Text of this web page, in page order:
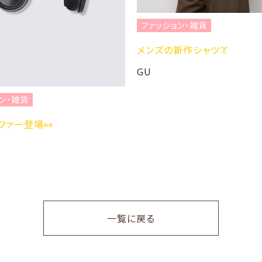
・雑貨
ァー登場👀
ファッション・雑貨
メンズの新作シャツ👔
GU
一覧に戻る